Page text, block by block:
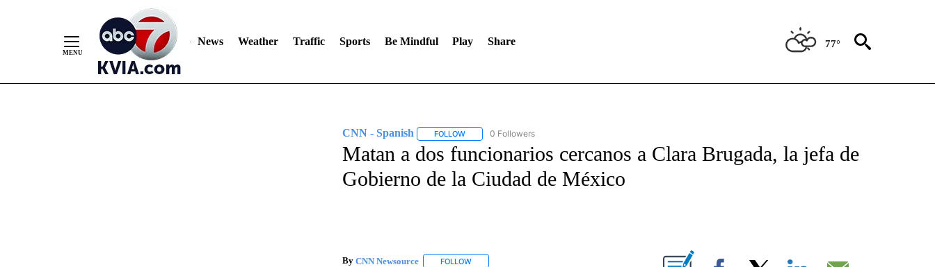
News Weather Traffic Sports Be Mindful Play Share 77°
CNN - Spanish FOLLOWFOLLOW "CNN - SPANISH" TO RECEIVE NOTIFICATIONS ABOUT NEW PAGES ON "CNN - SPANISH".
0 Followers
Matan a dos funcionarios cercanos a Clara Brugada, la jefa de
Gobierno de la Ciudad de México
By CNN Newsource FOLLOWFOLLOW "" TO RECEIVE NOTIFICATIONS ABOUT NEW PAGES ON "".